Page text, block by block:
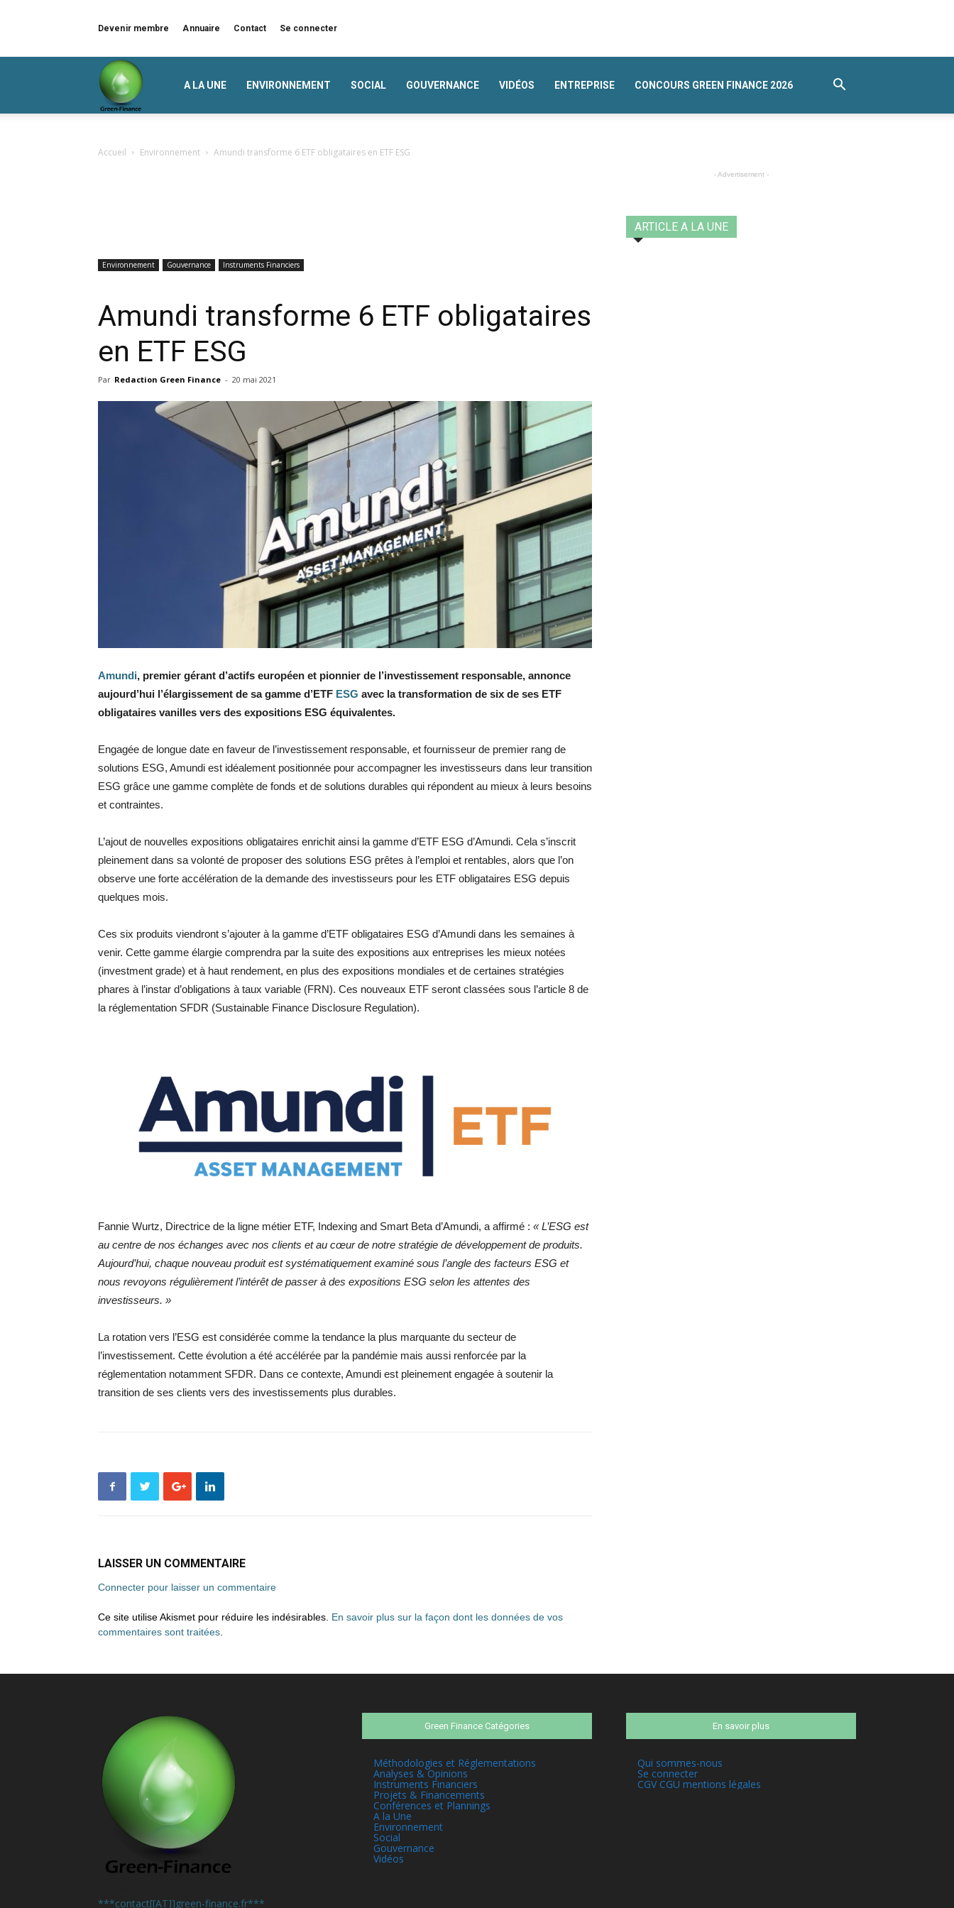
Devenir membre Annuaire Contact Se connecter
A LA UNE ENVIRONNEMENT SOCIAL GOUVERNANCE VIDÉOS ENTREPRISE CONCOURS GREEN FINANCE 2026
Accueil Environnement Amundi transforme 6 ETF obligataires en ETF ESG
Environnement Gouvernance Instruments Financiers
Amundi transforme 6 ETF obligataires
en ETF ESG
Par Redaction Green Finance - 20 mai 2021
Amundi, premier gérant d’actifs européen et pionnier de l’investissement responsable, annonce
aujourd’hui l’élargissement de sa gamme d’ETF ESG avec la transformation de six de ses ETF
obligataires vanilles vers des expositions ESG équivalentes.
Engagée de longue date en faveur de l’investissement responsable, et fournisseur de premier rang de
solutions ESG, Amundi est idéalement positionnée pour accompagner les investisseurs dans leur transition
ESG grâce une gamme complète de fonds et de solutions durables qui répondent au mieux à leurs besoins
et contraintes.
L’ajout de nouvelles expositions obligataires enrichit ainsi la gamme d’ETF ESG d’Amundi. Cela s’inscrit
pleinement dans sa volonté de proposer des solutions ESG prêtes à l’emploi et rentables, alors que l’on
observe une forte accélération de la demande des investisseurs pour les ETF obligataires ESG depuis
quelques mois.
Ces six produits viendront s’ajouter à la gamme d’ETF obligataires ESG d’Amundi dans les semaines à
venir. Cette gamme élargie comprendra par la suite des expositions aux entreprises les mieux notées
(investment grade) et à haut rendement, en plus des expositions mondiales et de certaines stratégies
phares à l’instar d’obligations à taux variable (FRN). Ces nouveaux ETF seront classées sous l’article 8 de
la réglementation SFDR (Sustainable Finance Disclosure Regulation).
Fannie Wurtz, Directrice de la ligne métier ETF, Indexing and Smart Beta d’Amundi, a affirmé : « L’ESG est
au centre de nos échanges avec nos clients et au cœur de notre stratégie de développement de produits.
Aujourd’hui, chaque nouveau produit est systématiquement examiné sous l’angle des facteurs ESG et
nous revoyons régulièrement l’intérêt de passer à des expositions ESG selon les attentes des
investisseurs. »
La rotation vers l’ESG est considérée comme la tendance la plus marquante du secteur de
l’investissement. Cette évolution a été accélérée par la pandémie mais aussi renforcée par la
réglementation notamment SFDR. Dans ce contexte, Amundi est pleinement engagée à soutenir la
transition de ses clients vers des investissements plus durables.
LAISSER UN COMMENTAIRE
Connecter pour laisser un commentaire
Ce site utilise Akismet pour réduire les indésirables. En savoir plus sur la façon dont les données de vos
commentaires sont traitées.
- Advertisement -
ARTICLE A LA UNE
***contact[[AT]]green-finance.fr***
Green Finance Catégories
Méthodologies et Réglementations
Analyses & Opinions
Instruments Financiers
Projets & Financements
Conférences et Plannings
A la Une
Environnement
Social
Gouvernance
Vidéos
En savoir plus
Qui sommes-nous
Se connecter
CGV CGU mentions légales